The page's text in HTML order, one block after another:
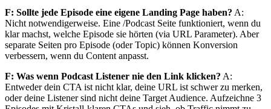
F: Sollte jede Episode eine eigene Landing Page haben? A:
Nicht notwendigerweise. Eine /Podcast Seite funktioniert, wenn du
klar machst, welche Episode sie hörten (via URL Parameter). Aber
separate Seiten pro Episode (oder Topic) können Konversion
verbessern, wenn du Content anpasst.
F: Was wenn Podcast Listener nie den Link klicken? A:
Entweder dein CTA ist nicht klar, deine URL ist schwer zu merken,
oder deine Listener sind nicht deine Target Audience. Aufzeichne 3